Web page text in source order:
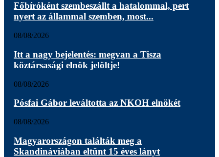
Főbíróként szembeszállt a hatalommal, pert
nyert az állammal szemben, most...
08/08/2026
Itt a nagy bejelentés: megvan a Tisza
köztársasági elnök jelöltje!
08/08/2026
Pósfai Gábor leváltotta az NKOH elnökét
08/08/2026
Magyarországon találták meg a
Skandináviában eltűnt 15 éves lányt